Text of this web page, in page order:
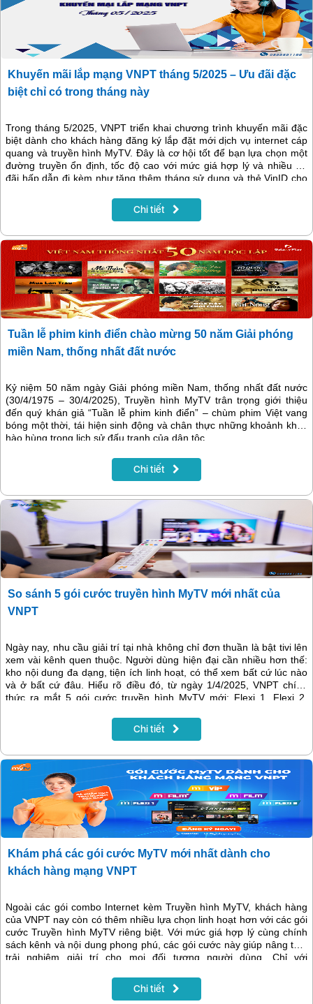
Khuyến mãi lắp mạng VNPT tháng 5/2025 – Ưu đãi đặc
biệt chỉ có trong tháng này
Trong tháng 5/2025, VNPT triển khai chương trình khuyến mãi đặc
biệt dành cho khách hàng đăng ký lắp đặt mới dịch vụ internet cáp
quang và truyền hình MyTV. Đây là cơ hội tốt để bạn lựa chọn một
đường truyền ổn định, tốc độ cao với mức giá hợp lý và nhiều ưu
đãi hấp dẫn đi kèm như tặng thêm tháng sử dụng và thẻ VinID cho
Chi tiết
Tuần lễ phim kinh điển chào mừng 50 năm Giải phóng
miền Nam, thống nhất đất nước
Kỷ niệm 50 năm ngày Giải phóng miền Nam, thống nhất đất nước
(30/4/1975 – 30/4/2025), Truyền hình MyTV trân trọng giới thiệu
đến quý khán giả “Tuần lễ phim kinh điển” – chùm phim Việt vang
bóng một thời, tái hiện sinh động và chân thực những khoảnh khắc
hào hùng trong lịch sử đấu tranh của dân tộc.
Chi tiết
So sánh 5 gói cước truyền hình MyTV mới nhất của
VNPT
Ngày nay, nhu cầu giải trí tại nhà không chỉ đơn thuần là bật tivi lên
xem vài kênh quen thuộc. Người dùng hiện đại cần nhiều hơn thế:
kho nội dung đa dạng, tiện ích linh hoạt, có thể xem bất cứ lúc nào
và ở bất cứ đâu. Hiểu rõ điều đó, từ ngày 1/4/2025, VNPT chính
thức ra mắt 5 gói cước truyền hình MyTV mới: Flexi 1, Flexi 2,
khác nhau. Nếu bạn đang băn khoăn không biết nên chọn gói nào,
bài viết này sẽ giúp bạn so sánh điểm giống và khác nhau giữa các
Chi tiết
Khám phá các gói cước MyTV mới nhất dành cho
khách hàng mạng VNPT
Ngoài các gói combo Internet kèm Truyền hình MyTV, khách hàng
của VNPT nay còn có thêm nhiều lựa chọn linh hoạt hơn với các gói
cước Truyền hình MyTV riêng biệt. Với mức giá hợp lý cùng chính
sách kênh và nội dung phong phú, các gói cước này giúp nâng tầm
trải nghiệm giải trí cho mọi đối tượng người dùng. Chỉ với
mang đến kho nội dung đa dạng, đáp ứng nhu cầu thưởng thức
truyền hình của mọi lứa tuổi và sở thích cá nhân.
Chi tiết